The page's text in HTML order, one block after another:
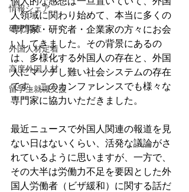
情報シェア
研究調査
外国人材定着
高度外国人材
留学生就職支援
人領域に関わり始めて、本当に多くの
専門家・研究者・企業家の方々にお会
いしてきました。その背景にあるの
は、多様化する外国人の存在と、外国
人にマッチし難い社会システムの存在
です。このカンファレンスでも様々な
専門家に協力いただきました。
最近ニュースで外国人関連の報道を見
ない日はないくらい、活発な議論がさ
れているように思いますが、一方で、
その大半は労働力不足を要因とした外
国人労働者（ビザ緩和）に関する話だ